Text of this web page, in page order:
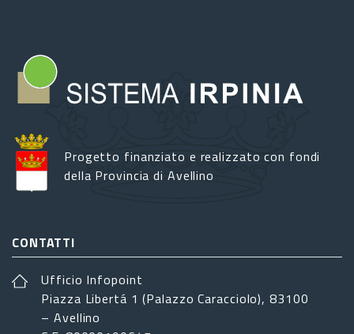
Progetto finanziato e realizzato con fondi
della Provincia di Avellino
CONTATTI
Ufficio Infopoint
Piazza Libertá 1 (Palazzo Caracciolo), 83100
– Avellino